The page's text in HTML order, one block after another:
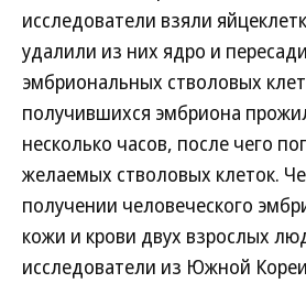
исследователи взяли
удалили из них ядро и
эмбриональных стволовых
получившихся эмбриона
несколько часов, после чего
желаемых стволовых клеток.
получении человеческого
кожи и крови двух взрослых
исследователи из Южной